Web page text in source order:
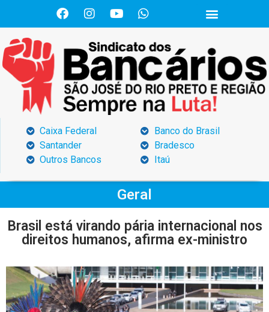
Caixa Federal
Santander
Outros Bancos
Banco do Brasil
Bradesco
Itaú
Geral
Brasil está virando pária internacional nos
direitos humanos, afirma ex-ministro